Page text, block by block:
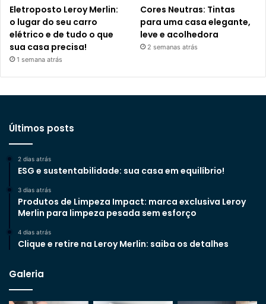
Eletroposto Leroy Merlin:
o lugar do seu carro
elétrico e de tudo o que
sua casa precisa!
1 semana atrás
Cores Neutras: Tintas
para uma casa elegante,
leve e acolhedora
2 semanas atrás
Últimos posts
2 dias atrás
ESG e sustentabilidade: sua casa em equilíbrio!
3 dias atrás
Produtos de Limpeza Impact: marca exclusiva Leroy
Merlin para limpeza pesada sem esforço
4 dias atrás
Clique e retire na Leroy Merlin: saiba os detalhes
Galeria